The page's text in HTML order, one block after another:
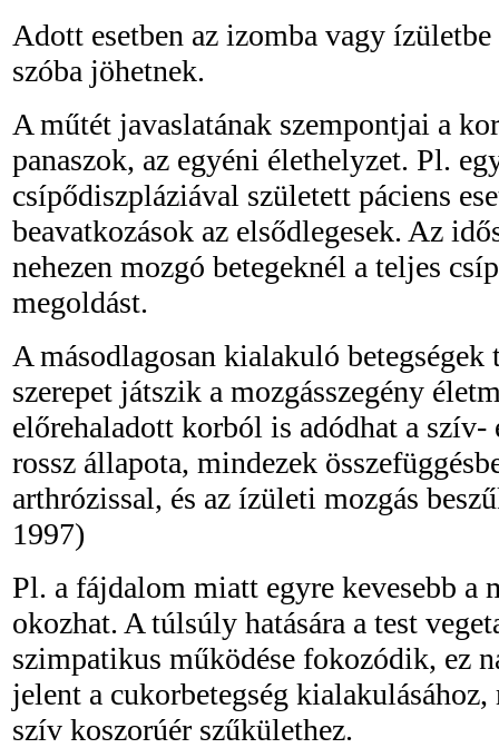
Adott esetben az izomba vagy
szóba jöhetnek.
A műtét javaslatának szempontjai a
panaszok, az egyéni élethelyzet. Pl.
csípődiszpláziával született páciens
beavatkozások az elsődlegesek. Az
nehezen mozgó betegeknél a teljes
megoldást.
A másodlagosan kialakuló betegségek
szerepet játszik a mozgásszegény
előrehaladott korból is adódhat a szív-
rossz állapota, mindezek
arthrózissal, és az ízületi mozgás
1997)
Pl. a fájdalom miatt egyre kevesebb a
okozhat. A túlsúly hatására a test
szimpatikus működése fokozódik, ez
jelent a cukorbetegség
szív koszorúér szűkülethez.